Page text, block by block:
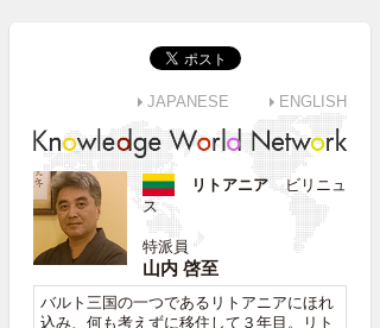
JAPANESE ENGLISH
リトアニア
ビリニュ
ス
特派員
山内 啓至
バルト三国の一つであるリトアニアにほれ
込み、何も考えずに移住して３年目。リト